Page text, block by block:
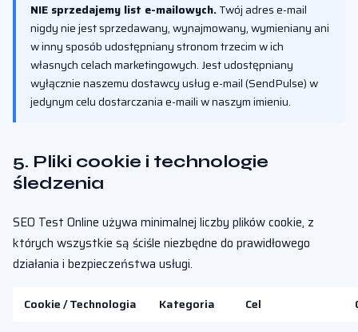
NIE sprzedajemy list e-mailowych.Twój adres e-mail
nigdy nie jest sprzedawany, wynajmowany, wymieniany ani
w inny sposób udostępniany stronom trzecim w ich
własnych celach marketingowych. Jest udostępniany
wyłącznie naszemu dostawcy usług e-mail (SendPulse) w
jedynym celu dostarczania e-maili w naszym imieniu.
5. Pliki cookie i technologie
śledzenia
SEO Test Online używa minimalnej liczby plików cookie, z
których wszystkie są ściśle niezbędne do prawidłowego
działania i bezpieczeństwa usługi.
Cookie / Technologia Kategoria Cel